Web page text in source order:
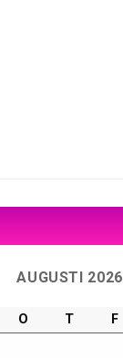
AUGUSTI 2026
O T F